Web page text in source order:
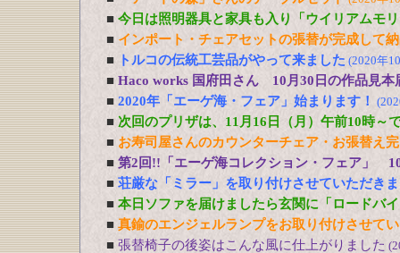
■ 今日は照明器具と家具も入り「ウイリアムモ
■ インポート・チェアセットの張替が完成して
■
トルコの伝統工芸品がやって来ました (2020年
■ Haco works 国府田さん 10月30日の作品見本
■ 2020年「エーゲ海・フェア」始まります！
■ 次回のプリザは、11月16日（月）午前10時～
■ お寿司屋さんのカウンターチェア・お張替え
■ 第2回!!「エーゲ海コレクション・フェア」
■ 荘厳な「ミラー」を取り付けさせていただき
■ 本日ソファを届けましたら玄関に「ロードバ
■ 真鍮のエンジェルランプをお取り付けさせて
■ 張替椅子の後姿はこんな風に仕上がりました